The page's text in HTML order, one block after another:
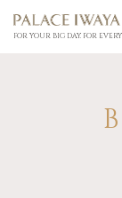
FOR YOUR BIG DAY. FOR